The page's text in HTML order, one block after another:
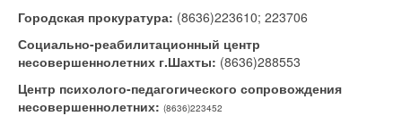
Городская прокуратура: (8636)223610; 223706
Социально-реабилитационный центр
несовершеннолетних г.Шахты: (8636)288553
Центр психолого-педагогического сопровождения
несовершеннолетних: (8636)223452